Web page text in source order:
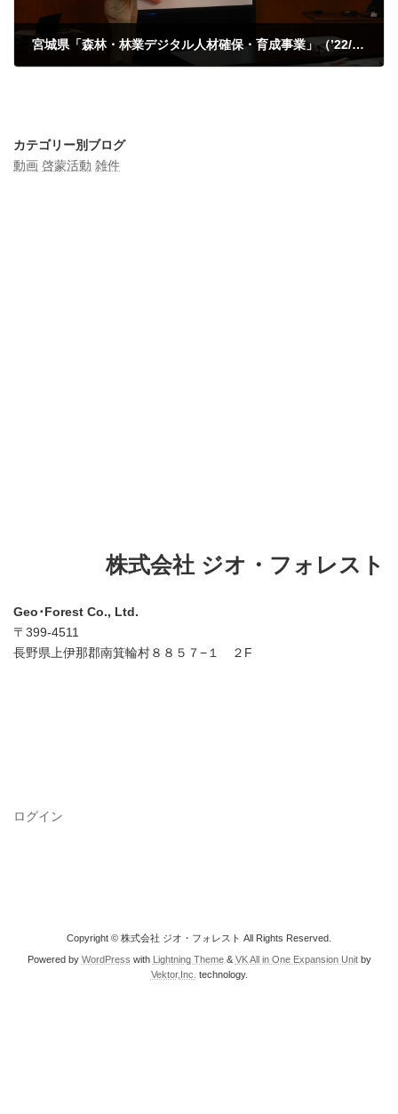
宮城県「森林・林業デジタル人材確保・育成事業」（’22/8/9-10）
カテゴリー別ブログ
動画 啓蒙活動 雑件
株式会社 ジオ・フォレスト
Geo･Forest Co., Ltd.
〒399-4511
長野県上伊那郡南箕輪村８８５７−１ ２F
ログイン
Copyright © 株式会社 ジオ・フォレスト All Rights Reserved.
Powered by WordPress with Lightning Theme& VK All in One Expansion Unitby
Vektor,Inc. technology.